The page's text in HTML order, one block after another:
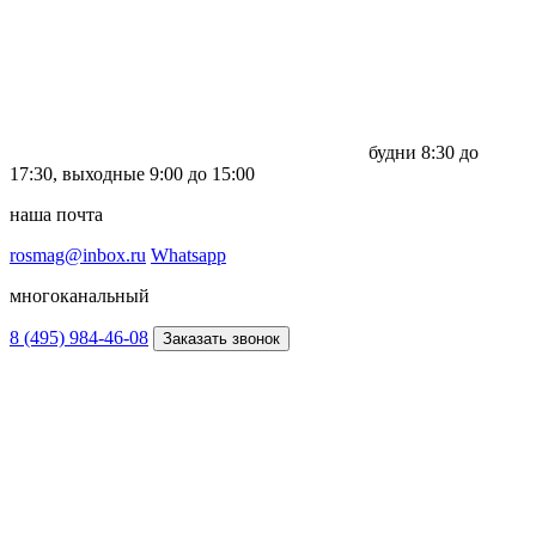
будни 8:30 до
17:30, выходные 9:00 до 15:00
наша почта
rosmag@inbox.ru Whatsapp
многоканальный
8 (495) 984-46-08 Заказать звонок